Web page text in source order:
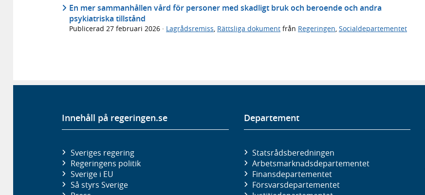
En mer sammanhållen vård för personer med skadligt bruk och beroende och andra
psykiatriska tillstånd
Publicerad 27 februari 2026 · Lagrådsremiss Rättsliga dokument från Regeringen Socialdepartementet
Innehåll på regeringen.se
Sveriges regering
Regeringens politik
Sverige i EU
Så styrs Sverige
Departement
Statsrådsberedningen
Arbetsmarknads­departementet
Finans­departementet
Försvars­departementet